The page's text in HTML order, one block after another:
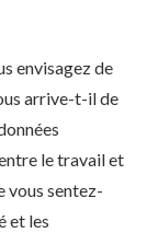
envisagez de
arrive-t-il de
le travail et
vous sentez-
et les